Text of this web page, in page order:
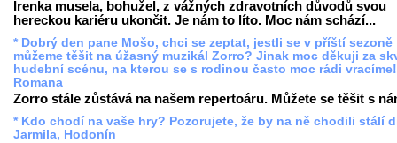
Irenka musela, bohužel, z vážných zdravotních důvodů svou
hereckou kariéru ukončit. Je nám to líto. Moc nám schází...
* Dobrý den pane Mošo, chci se zeptat, jestli se v příští sezoně
můžeme těšit na úžasný muzikál Zorro? Jinak moc děkuji za
hudební scénu, na kterou se s rodinou často moc rádi vracíme!
Romana
Zorro stále zůstává na našem repertoáru. Můžete se těšit s
* Kdo chodí na vaše hry? Pozorujete, že by na ně chodili stálí
Jarmila, Hodonín